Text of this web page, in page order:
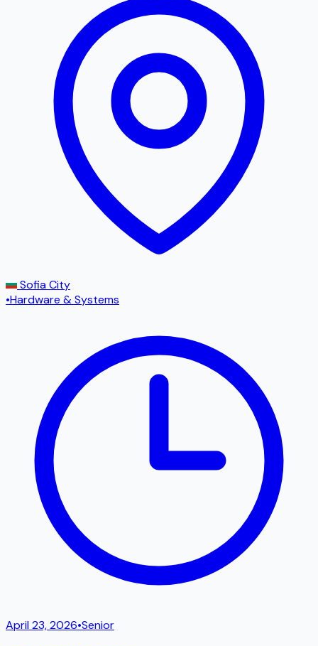
Sofia City
•Hardware & Systems
April 23, 2026•Senior